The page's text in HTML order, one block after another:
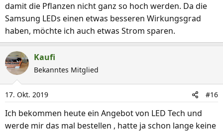
damit die Pflanzen nicht ganz so hoch werden. Da die
Samsung LEDs einen etwas besseren Wirkungsgrad
haben, möchte ich auch etwas Strom sparen.
Kaufi
Bekanntes Mitglied
17. Okt. 2019 #16
Ich bekommen heute ein Angebot von LED Tech und
werde mir das mal bestellen , hatte ja schon lange keine